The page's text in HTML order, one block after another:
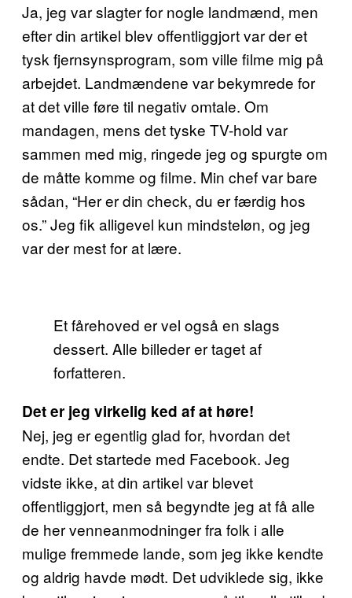
Ja, jeg var slagter for nogle landmænd, men
efter din artikel blev offentliggjort var der et
tysk fjernsynsprogram, som ville filme mig på
arbejdet. Landmændene var bekymrede for
at det ville føre til negativ omtale. Om
mandagen, mens det tyske TV-hold var
sammen med mig, ringede jeg og spurgte om
de måtte komme og filme. Min chef var bare
sådan, “Her er din check, du er færdig hos
os.” Jeg fik alligevel kun mindsteløn, og jeg
var der mest for at lære.
Et fårehoved er vel også en slags
dessert. Alle billeder er taget af
forfatteren.
Det er jeg virkelig ked af at høre!
Nej, jeg er egentlig glad for, hvordan det
endte. Det startede med Facebook. Jeg
vidste ikke, at din artikel var blevet
offentliggjort, men så begyndte jeg at få alle
de her venneanmodninger fra folk i alle
mulige fremmede lande, som jeg ikke kendte
og aldrig havde mødt. Det udviklede sig, ikke